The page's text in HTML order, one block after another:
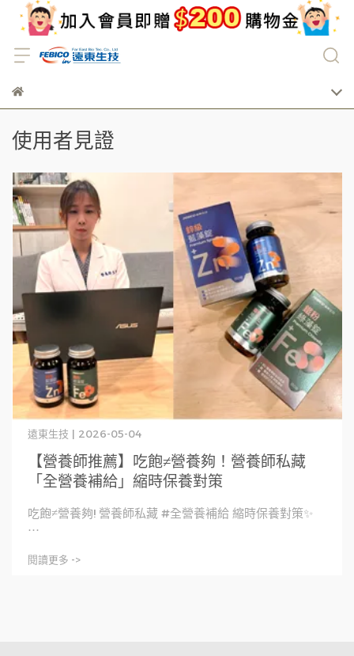
使用者見證
【營養師推薦】吃飽≠營養夠！營養師私藏
「全營養補給」縮時保養對策
遠東生技 | 2026-05-04
吃飽≠營養夠! 營養師私藏 #全營養補給 縮時保養對策✨
⋯
閱讀更多 ->